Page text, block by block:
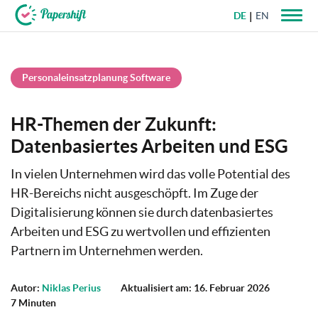
DE EN
Personaleinsatzplanung Software
HR-Themen der Zukunft:
Datenbasiertes Arbeiten und ESG
In vielen Unternehmen wird das volle Potential des
HR-Bereichs nicht ausgeschöpft. Im Zuge der
Digitalisierung können sie durch datenbasiertes
Arbeiten und ESG zu wertvollen und effizienten
Partnern im Unternehmen werden.
Autor: Niklas Perius
Aktualisiert am: 16. Februar 2026
7 Minuten